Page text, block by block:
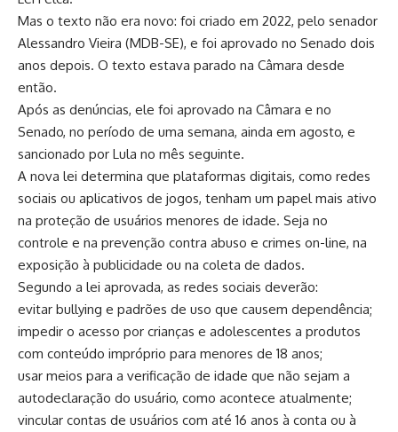
Mas o texto não era novo: foi criado em 2022, pelo senador
Alessandro Vieira (MDB-SE), e foi aprovado no Senado dois
anos depois. O texto estava parado na Câmara desde
então.
Após as denúncias, ele foi aprovado na Câmara e no
Senado, no período de uma semana, ainda em agosto, e
sancionado por Lula no mês seguinte.
A nova lei determina que plataformas digitais, como redes
sociais ou aplicativos de jogos, tenham um papel mais ativo
na proteção de usuários menores de idade. Seja no
controle e na prevenção contra abuso e crimes on-line, na
exposição à publicidade ou na coleta de dados.
Segundo a lei aprovada, as redes sociais deverão:
evitar bullying e padrões de uso que causem dependência;
impedir o acesso por crianças e adolescentes a produtos
com conteúdo impróprio para menores de 18 anos;
usar meios para a verificação de idade que não sejam a
autodeclaração do usuário, como acontece atualmente;
vincular contas de usuários com até 16 anos à conta ou à